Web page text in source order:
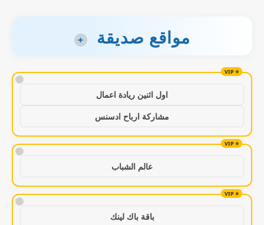
مواقع صديقة +
!
اول اثنين ريادة اعمال
مشاركة ارباح ادسنس
!
عالم الشباب
!
باقة باك لينك